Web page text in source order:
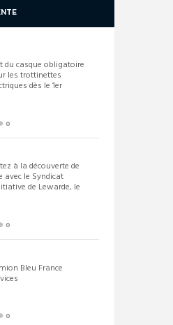
du casque obligatoire
les trottinettes
dès le 1er
0
à la découverte de
avec le Syndicat
de Lewarde, le
0
Bleu France
0